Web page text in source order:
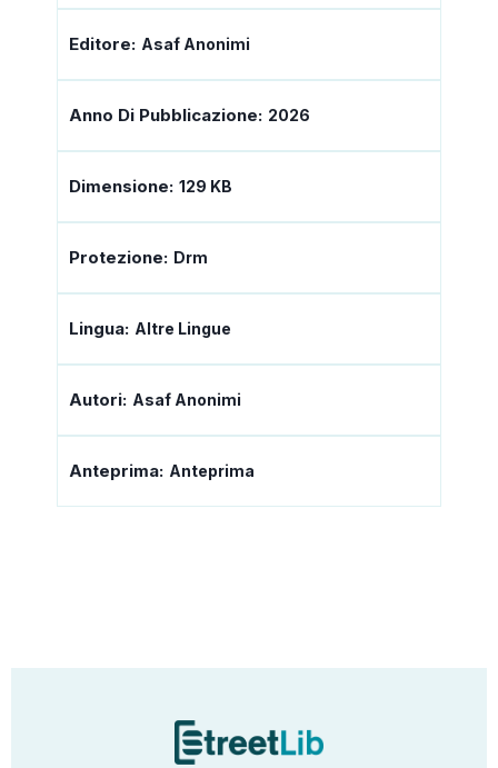
Editore: Asaf Anonimi
Anno Di Pubblicazione: 2026
Dimensione: 129 KB
Protezione: Drm
Lingua: Altre Lingue
Autori: Asaf Anonimi
Anteprima: Anteprima